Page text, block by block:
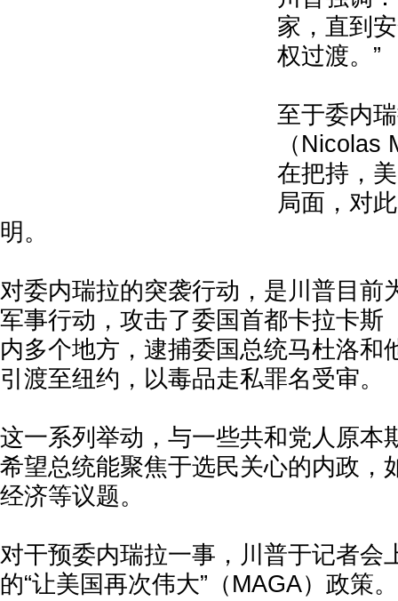
家，直到
权过渡。”
至于委内
（Nicolas
在把持，
局面，对
明。
对委内瑞拉的突袭行动，是川普目前
军事行动，攻击了委国首都卡拉卡斯
内多个地方，逮捕委国总统马杜洛和
引渡至纽约，以毒品走私罪名受审。
这一系列举动，与一些共和党人原本
希望总统能聚焦于选民关心的内政，
经济等议题。
对干预委内瑞拉一事，川普于记者会
的“让美国再次伟大”（MAGA）政策。